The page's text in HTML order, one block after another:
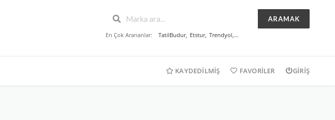
ARAMAK
En Çok Arananlar: TatilBudur, Etstur, Trendyol,...
KAYDEDILMIŞ FAVORILER GIRIŞ